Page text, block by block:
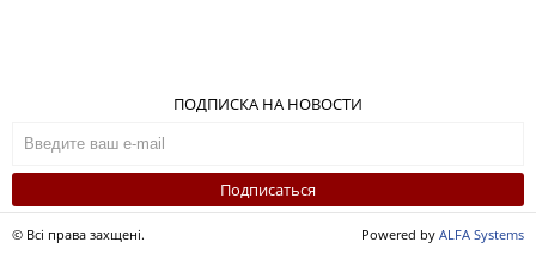
ПОДПИСКА НА НОВОСТИ
Подписаться
© Всі права захщені. Powered by ALFA Systems